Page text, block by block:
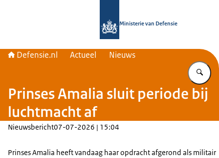
Ministerie van Defensie
Defensie.nl Actueel Nieuws
Prinses Amalia sluit periode bij
luchtmacht af
Nieuwsbericht07-07-2026 | 15:04
Prinses Amalia heeft vandaag haar opdracht afgerond als militair